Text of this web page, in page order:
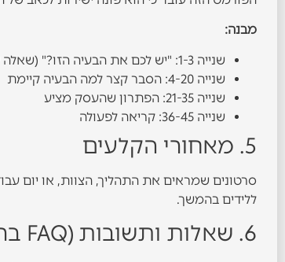
מבנה:
שנייה 1-3: "יש לכם את הבעיה הזו?" (שאלה ישירה)
שנייה 4-20: הסבר קצר למה הבעיה קיימת
שנייה 21-35: הפתרון שהעסק מציע
שנייה 36-45: קריאה לפעולה
5. מאחורי הקלעים
סרטונים שמראים את התהליך, הצוות, או יום
ללידים בהמשך.
6. שאלות ותשובות (FAQ ברילס)